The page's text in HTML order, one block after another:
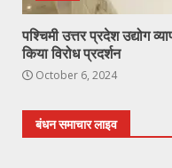
पश्चिमी उत्तर प्रदेश उद्योग
किया विरोध प्रदर्शन
October 6, 2024
बंधन समाचार लाइव